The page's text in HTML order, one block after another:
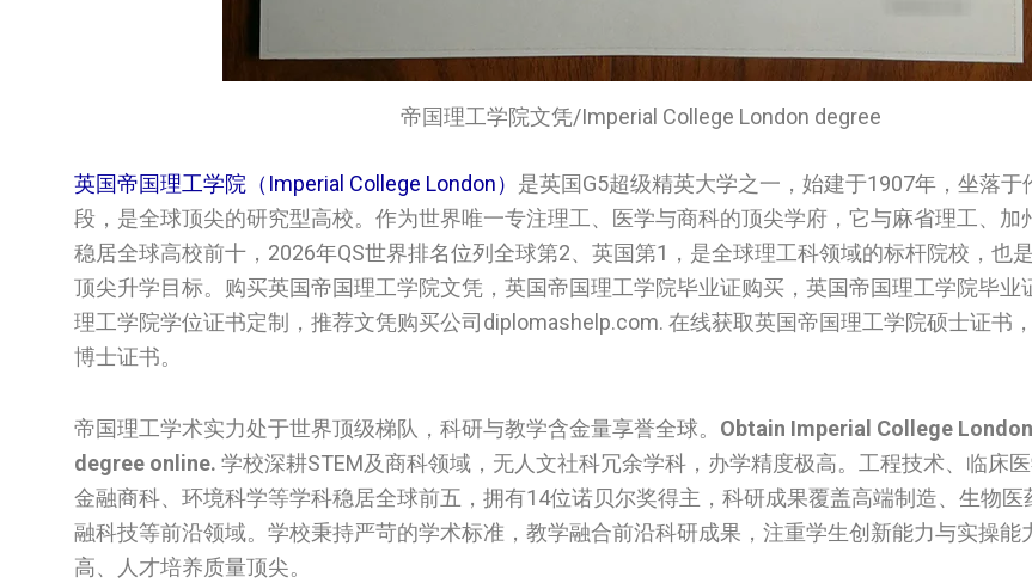
帝国理工学院文凭/Imperial College London degree
英国帝国理工学院（Imperial College London） 是英国G5超级精英大学之一，始建于1907年，坐落于
段，是全球顶尖的研究型高校。作为世界唯一专注理工、医学与商科的顶尖学府，它与麻省理工、加
稳居全球高校前十，2026年QS世界排名位列全球第2、英国第1，是全球理工科领域的标杆院校，也
顶尖升学目标。购买英国‌帝国理工学院‌‌文凭，英国‌帝国理工学院‌‌毕业证购买，英国‌帝国理工学院‌‌毕业
理工学院‌‌学位证书定制，推荐文凭购买公司diplomashelp.com. 在线获取英国‌帝国理工学院‌‌硕士证书
博士证书。
帝国理工学术实力处于世界顶级梯队，科研与教学含金量享誉全球。 Obtain Imperial College
degree online. 学校深耕STEM及商科领域，无人文社科冗余学科，办学精度极高。工程技术、临床医
金融商科、环境科学等学科稳居全球前五，拥有14位诺贝尔奖得主，科研成果覆盖高端制造、生物医
融科技等前沿领域。学校秉持严苛的学术标准，教学融合前沿科研成果，注重学生创新能力与实操能
高、人才培养质量顶尖。